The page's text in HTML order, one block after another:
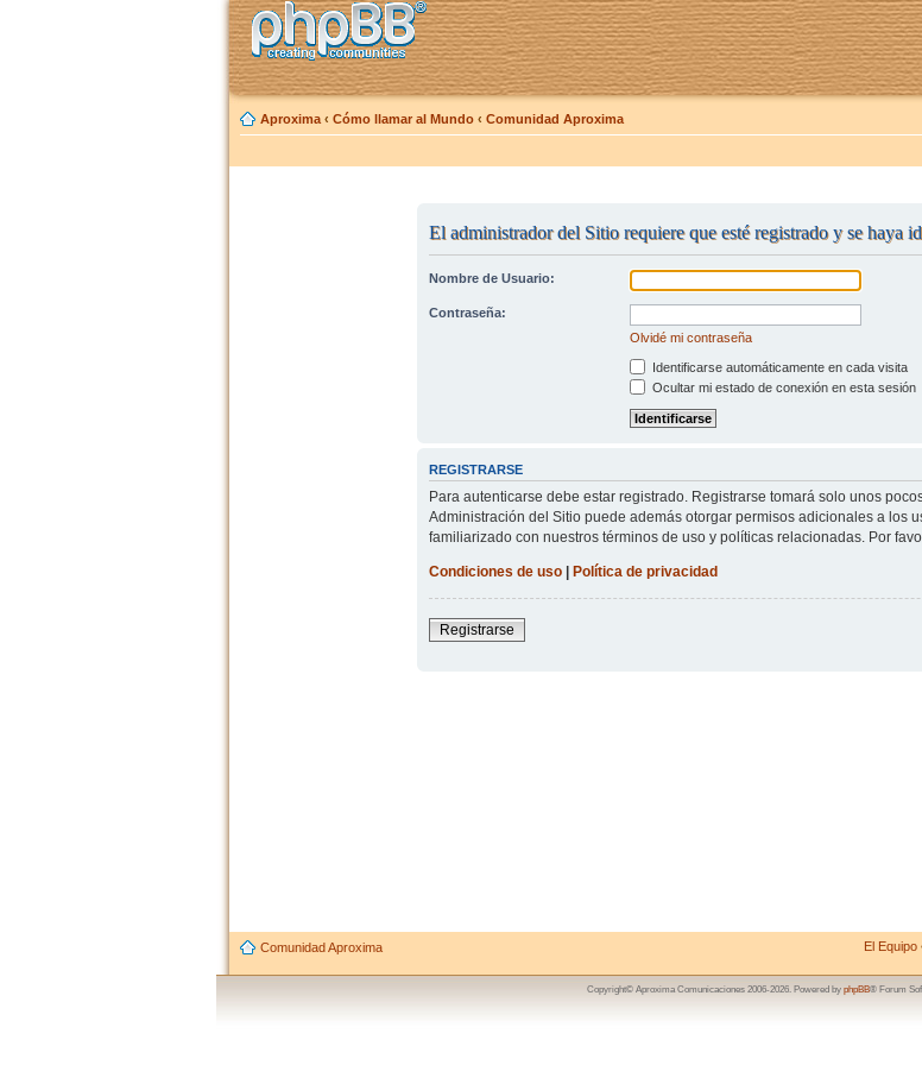
Aproxima ‹ Cómo llamar al Mundo ‹ Comunidad Aproxima
El administrador del Sitio requiere que esté registrado y se haya
Nombre de Usuario:
Contraseña:
Olvidé mi contraseña
Identificarse automáticamente en cada visita
Ocultar mi estado de conexión en esta sesión
REGISTRARSE
Para autenticarse debe estar registrado. Registrarse tomará solo unos
Administración del Sitio puede además otorgar permisos adicionales a los
familiarizado con nuestros términos de uso y políticas relacionadas. Por
Condiciones de uso| Política de privacidad
Registrarse
Comunidad Aproxima El Equipo
Copyright© Aproxima Comunicaciones 2006-2026. Powered by phpBB® Forum